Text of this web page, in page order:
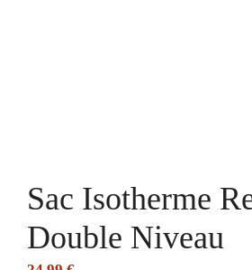
Sac Isotherme
Double Niveau